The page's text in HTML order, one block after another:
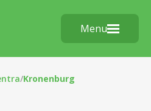
Menu
/Kronenburg